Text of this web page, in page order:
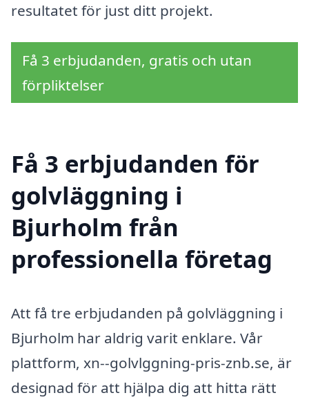
resultatet för just ditt projekt.
Få 3 erbjudanden, gratis och utan
förpliktelser
Få 3 erbjudanden för
golvläggning i
Bjurholm från
professionella företag
Att få tre erbjudanden på golvläggning i
Bjurholm har aldrig varit enklare. Vår
plattform, xn--golvlggning-pris-znb.se, är
designad för att hjälpa dig att hitta rätt